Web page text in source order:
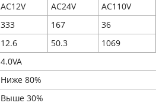
AC12V AC24V AC110V
333 167 36
12.6 50.3 1069
4.0VA
Ниже 80%
Выше 30%